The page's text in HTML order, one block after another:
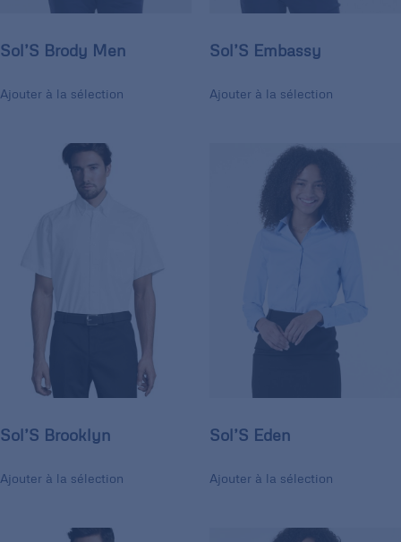
Sol’S Brody Men
Ajouter à la sélection
Sol’S Embassy
Ajouter à la sélection
Sol’S Brooklyn
Ajouter à la sélection
Sol’S Eden
Ajouter à la sélection